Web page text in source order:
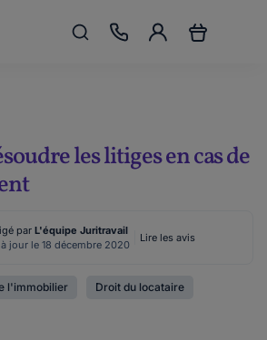
les litiges en cas de
par L'équipe Juritravail
jour le 18 décembre 2020
Lire les avis
l'immobilier Droit du locataire